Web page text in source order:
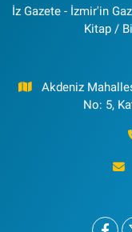
İz Gazete - İzmir'in
Kitap /
Akdeniz
No: 5,